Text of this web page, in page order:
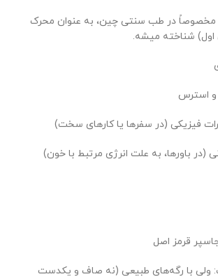
مخصوصاً در طب سنتی چین، به عنوان محرک
اول) شناخته میشه.
و استرس
فیزیکی (در سفرها یا کارهای سخت)
(در باورها، به علت انرژی مرتبط با خون)
قرمز اصل
ولی با رگه‌های طبیعی (نه صاف و یکدست